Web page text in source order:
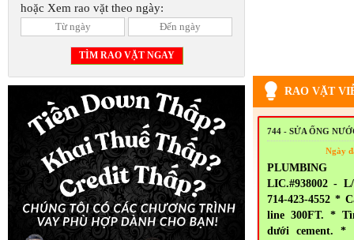
hoặc Xem rao vặt theo ngày:
RAO VẶT
744 - SỬA ỐNG
Ngày
LIC.#938002 -
714-423-4552 *
line 300FT. *
dưới cement. *